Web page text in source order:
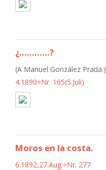
¿............?
(A Manuel González Prada.)
4.1890=Nr. 165(5.Juli)
Moros en la costa.
6.1892,27.Aug.=Nr. 277